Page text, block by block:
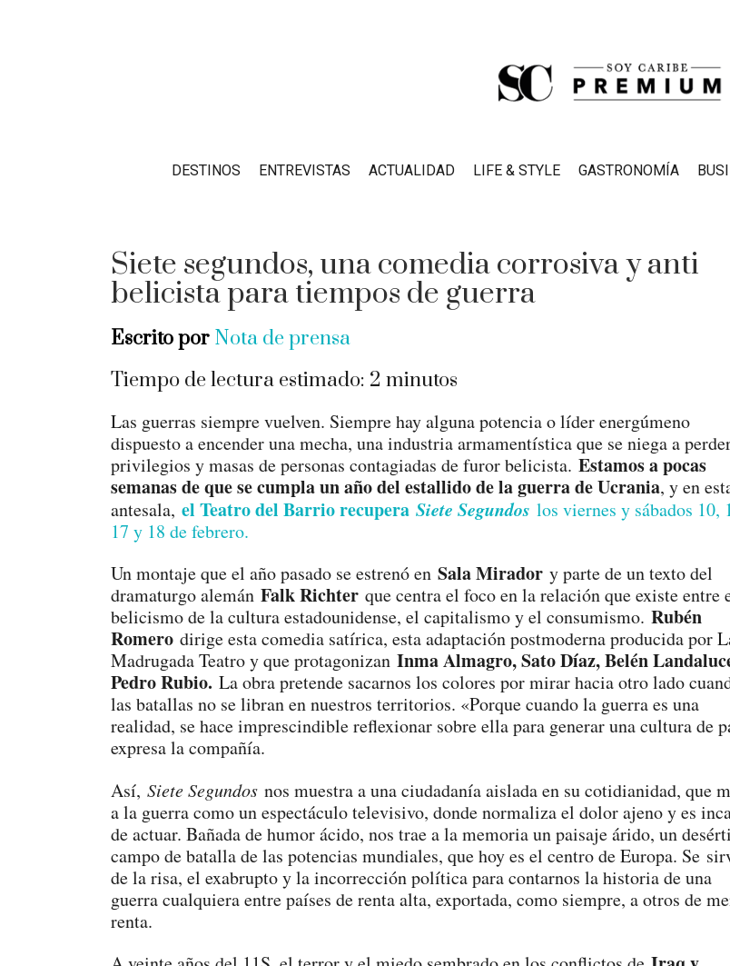
DESTINOS ENTREVISTAS ACTUALIDAD LIFE & STYLE GASTRONOMÍA
Siete segundos, una comedia corrosiva y anti
belicista para tiempos de guerra
Escrito por Nota de prensa
Tiempo de lectura estimado: 2 minutos
Las guerras siempre vuelven. Siempre hay alguna potencia o líder energúmeno
dispuesto a encender una mecha, una industria armamentística que se niega a
privilegios y masas de personas contagiadas de furor belicista. Estamos a pocas
semanas de que se cumpla un año del estallido de la guerra de Ucrania, y en
antesala, el Teatro del Barrio recupera Siete Segundos los viernes y sábados 10,
17 y 18 de febrero.
Un montaje que el año pasado se estrenó en Sala Mirador y parte de un texto del
dramaturgo alemán Falk Richter que centra el foco en la relación que existe entre
belicismo de la cultura estadounidense, el capitalismo y el consumismo. Rubén
Romero dirige esta comedia satírica, esta adaptación postmoderna producida por
Madrugada Teatro y que protagonizan Inma Almagro, Sato Díaz, Belén
Pedro Rubio. La obra pretende sacarnos los colores por mirar hacia otro lado
las batallas no se libran en nuestros territorios. «Porque cuando la guerra es una
realidad, se hace imprescindible reflexionar sobre ella para generar una cultura de
expresa la compañía.
Así, Siete Segundos nos muestra a una ciudadanía aislada en su cotidianidad, que
a la guerra como un espectáculo televisivo, donde normaliza el dolor ajeno y es
de actuar. Bañada de humor ácido, nos trae a la memoria un paisaje árido, un
campo de batalla de las potencias mundiales, que hoy es el centro de Europa. Se
de la risa, el exabrupto y la incorrección política para contarnos la historia de una
guerra cualquiera entre países de renta alta, exportada, como siempre, a otros de
renta.